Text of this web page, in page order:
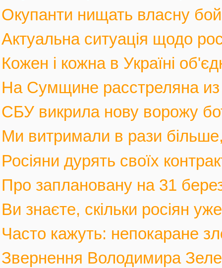
Окупанти нищать власну
Актуальна ситуація щодо
Кожен і кожна в Україні
На Сумщине расстреляна из
СБУ викрила нову ворожу
Ми витримали в рази
Росіяни дурять своїх
Про заплановану на 31
Ви знаєте, скільки росіян
Часто кажуть: непокаране
Звернення Володимира